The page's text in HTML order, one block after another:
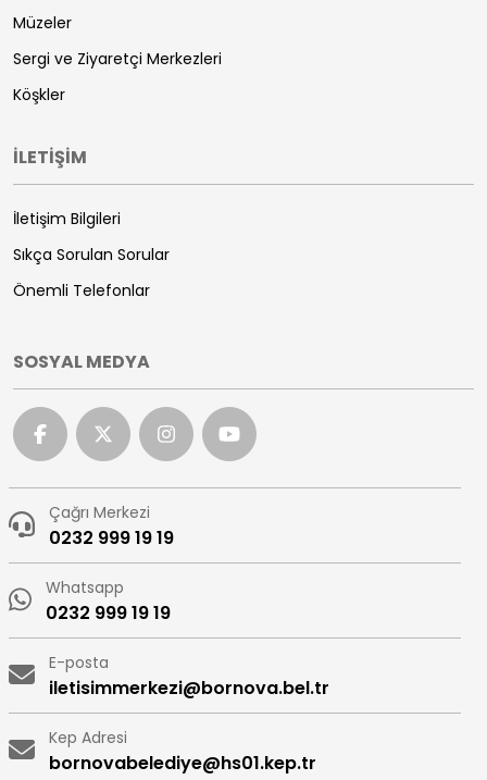
Müzeler
Sergi ve Ziyaretçi Merkezleri
Köşkler
İLETİŞİM
İletişim Bilgileri
Sıkça Sorulan Sorular
Önemli Telefonlar
SOSYAL MEDYA
Çağrı Merkezi
0232 999 19 19
Whatsapp
0232 999 19 19
E-posta
iletisimmerkezi@bornova.bel.tr
Kep Adresi
bornovabelediye@hs01.kep.tr